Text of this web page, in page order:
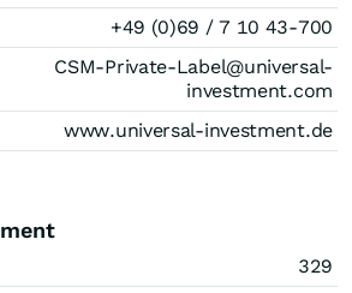
+49 (0)69 / 7 10 43-700
CSM-Private-Label@universal-
investment.com
www.universal-investment.de
329